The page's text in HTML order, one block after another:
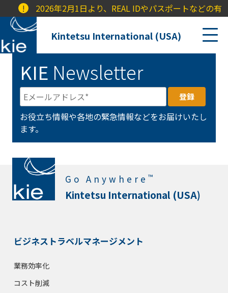
! 2026年2月1日より、REAL IDやパスポートなどの有
Kintetsu International (USA)
KIE Newsletter
お役立ち情報や各地の緊急情報などをお届けいたし
ます。
Go Anywhere ™
Kintetsu International (USA)
ビジネストラベルマネージメント
業務効率化
コスト削減